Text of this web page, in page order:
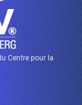
Centre pour la